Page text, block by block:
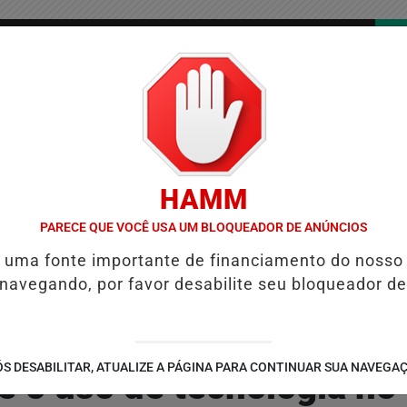
/ PUBLICIDADES LEGAIS
DO BRASIL E CAI PARA A 6ª POSIÇÃO EM NOVO ANUÁRIO DA
o uso de tecnologia
HAMM
PARECE QUE VOCÊ USA UM BLOQUEADOR DE ANÚNCIOS
fonte importante de financiamento do nosso
por favor desabilite seu bloqueador
DESABILITAR, ATUALIZE A PÁGINA PARA CONTINUAR SUA